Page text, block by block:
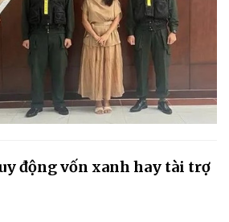
động vốn xanh hay tài trợ